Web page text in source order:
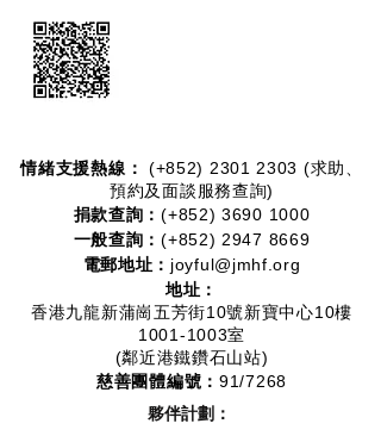
情緒支援熱線：​​ (+852) 2301 2303 (求助、
預約及面談服務查詢)
捐款查詢：(+852)3690 1000
一般查詢：(+852) 2947 8669
電郵地址： joyful@jmhf.org
地址：
香港九龍新蒲崗五芳街10號新寶中心10樓
1001-1003室
(鄰近港鐵鑽石山站)
慈善團體編號： 91/7268
夥伴計劃：